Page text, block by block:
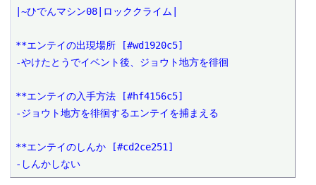
|~ひでんマシン08|ロッククライム|
**エンテイの出現場所 [#wd1920c5]
-やけたとうでイベント後、ジョウト地方を徘徊
**エンテイの入手方法 [#hf4156c5]
-ジョウト地方を徘徊するエンテイを捕まえる
**エンテイのしんか [#cd2ce251]
-しんかしない